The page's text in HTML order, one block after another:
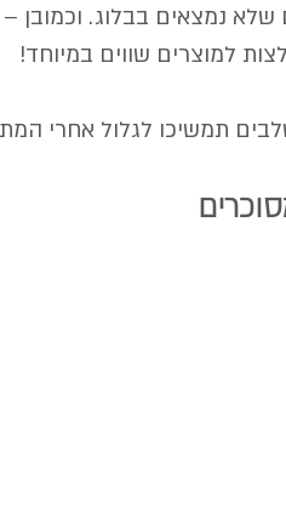
שלא נמצאים בבלוג.
למוצרים שווים במיוחד!
תמשיכו לגלול אחרי